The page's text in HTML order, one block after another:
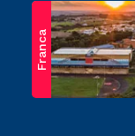
Franca